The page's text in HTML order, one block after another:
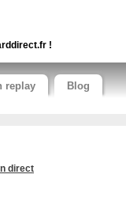
!
replay Blog
direct